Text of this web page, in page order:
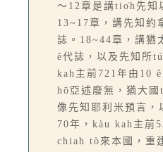
～12章是講tio̍h先知
13~17章，講先知約
誌。18~44章，講猶
ê代誌，以及先知所
kah主前721年由10
hō͘亞述廢無，猶大國
像先知耶利米預言，
70年，kàu kah主前
chiah tò來本國，重